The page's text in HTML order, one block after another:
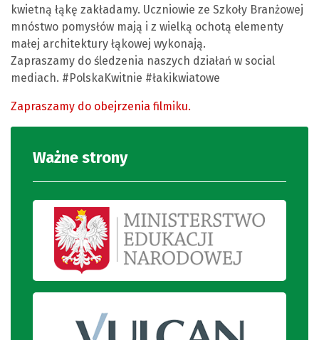
kwietną łąkę zakładamy. Uczniowie ze Szkoły Branżowej
mnóstwo pomysłów mają i z wielką ochotą elementy
małej architektury łąkowej wykonają.
Zapraszamy do śledzenia naszych działań w social
mediach. #PolskaKwitnie #łakikwiatowe
Zapraszamy do obejrzenia filmiku.
Ważne strony